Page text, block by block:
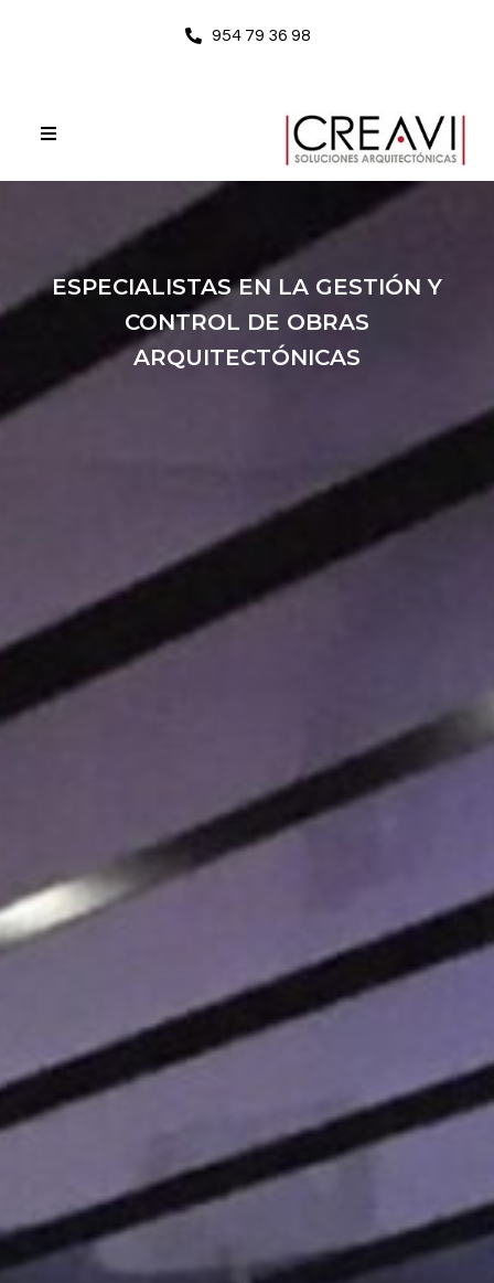
954 79 36 98
ESPECIALISTAS EN LA GESTIÓN Y
CONTROL DE OBRAS
ARQUITECTÓNICAS